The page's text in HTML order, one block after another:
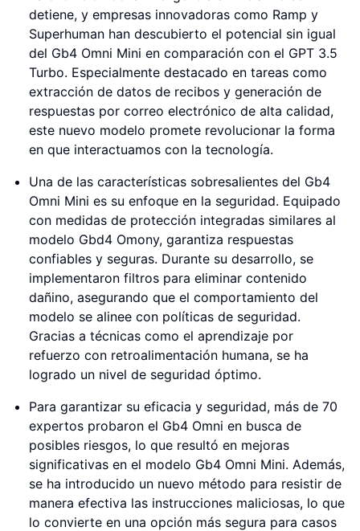
detiene, y empresas innovadoras como Ramp y
Superhuman han descubierto el potencial sin igual
del Gb4 Omni Mini en comparación con el GPT 3.5
Turbo. Especialmente destacado en tareas como
extracción de datos de recibos y generación de
respuestas por correo electrónico de alta calidad,
este nuevo modelo promete revolucionar la forma
en que interactuamos con la tecnología.
Una de las características sobresalientes del Gb4
Omni Mini es su enfoque en la seguridad. Equipado
con medidas de protección integradas similares al
modelo Gbd4 Omony, garantiza respuestas
confiables y seguras. Durante su desarrollo, se
implementaron filtros para eliminar contenido
dañino, asegurando que el comportamiento del
modelo se alinee con políticas de seguridad.
Gracias a técnicas como el aprendizaje por
refuerzo con retroalimentación humana, se ha
logrado un nivel de seguridad óptimo.
Para garantizar su eficacia y seguridad, más de 70
expertos probaron el Gb4 Omni en busca de
posibles riesgos, lo que resultó en mejoras
significativas en el modelo Gb4 Omni Mini. Además,
se ha introducido un nuevo método para resistir de
manera efectiva las instrucciones maliciosas, lo que
lo convierte en una opción más segura para casos